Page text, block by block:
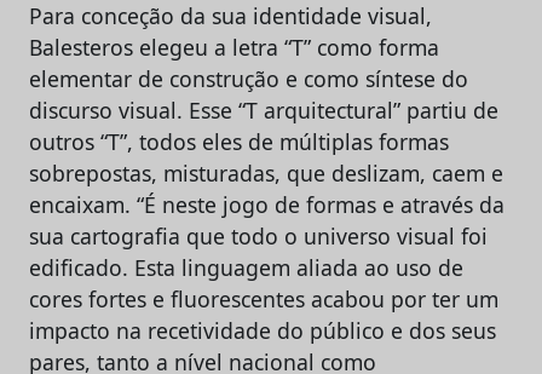
Para conceção da sua identidade visual,
Balesteros elegeu a letra “T” como forma
elementar de construção e como síntese do
discurso visual. Esse “T arquitectural” partiu de
outros “T”, todos eles de múltiplas formas
sobrepostas, misturadas, que deslizam, caem e
encaixam. “É neste jogo de formas e através da
sua cartografia que todo o universo visual foi
edificado. Esta linguagem aliada ao uso de
cores fortes e fluorescentes acabou por ter um
impacto na recetividade do público e dos seus
pares, tanto a nível nacional como